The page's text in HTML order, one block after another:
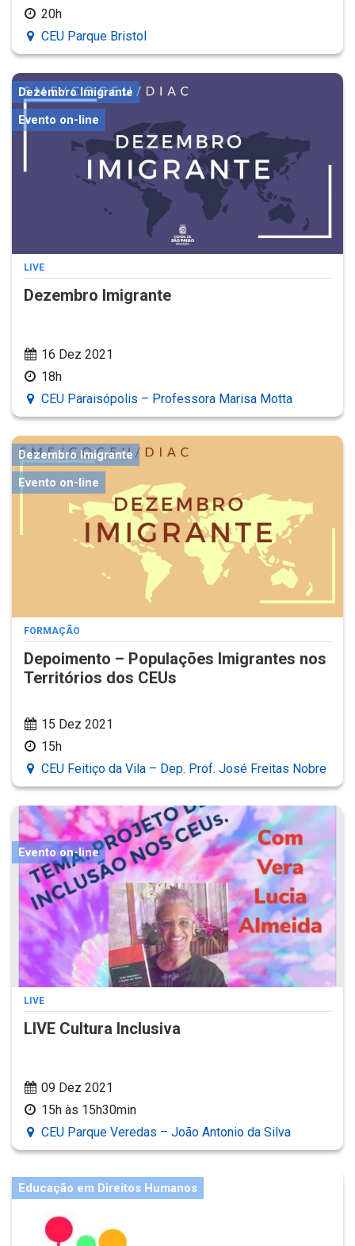
20h
CEU Parque Bristol
Dezembro Imigrante
Evento on-line
LIVE
Dezembro Imigrante
16 Dez 2021
18h
CEU Paraisópolis – Professora Marisa Motta
Dezembro Imigrante
Evento on-line
FORMAÇÃO
Depoimento – Populações Imigrantes nos
Territórios dos CEUs
15 Dez 2021
15h
CEU Feitiço da Vila – Dep. Prof. José Freitas Nobre
Evento on-line
LIVE
LIVE Cultura Inclusiva
09 Dez 2021
15h às 15h30min
CEU Parque Veredas – João Antonio da Silva
Educação em Direitos Humanos